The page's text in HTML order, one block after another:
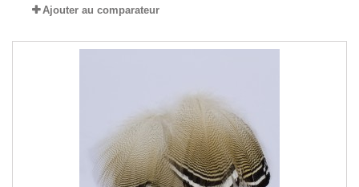
Ajouter au comparateur